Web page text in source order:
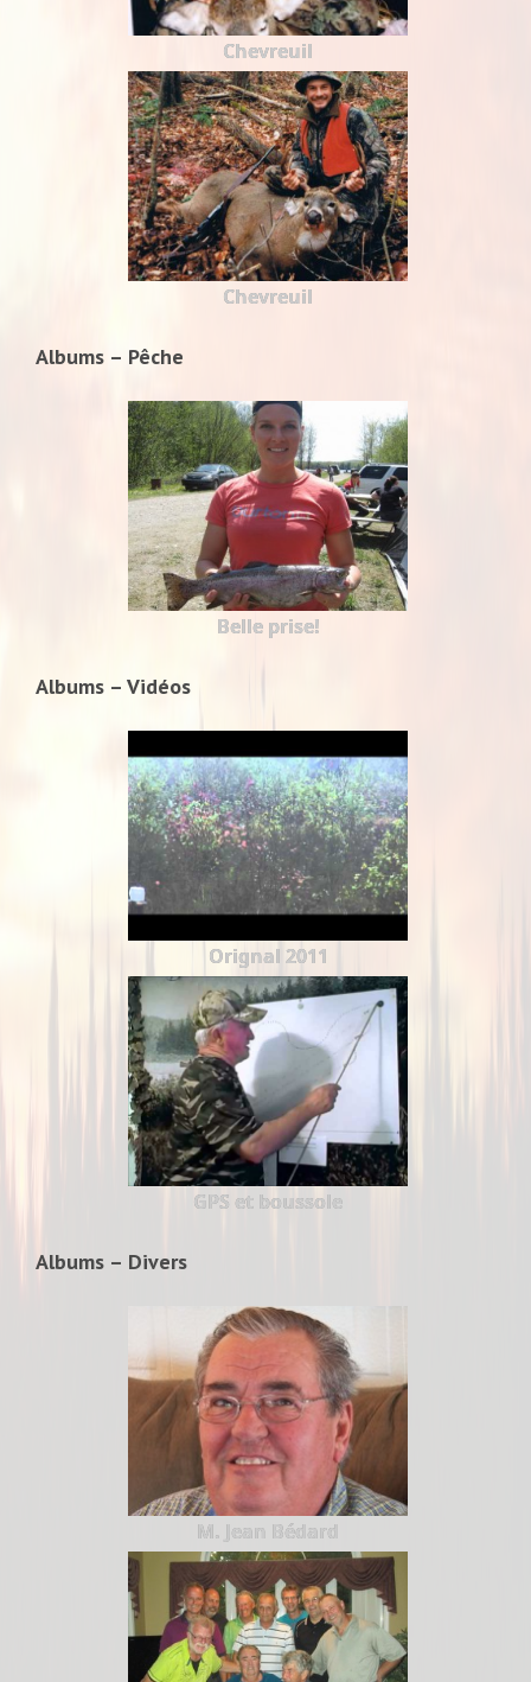
Chevreuil
Chevreuil
Albums – Pêche
Belle prise!
Albums – Vidéos
Orignal 2011
GPS et boussole
Albums – Divers
M. Jean Bédard